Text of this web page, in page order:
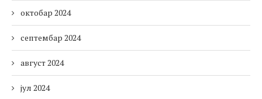
октобар 2024
септембар 2024
август 2024
јул 2024